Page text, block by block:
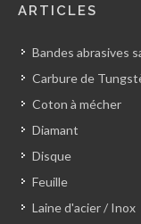
ARTICLES
Bandes abrasives
Carbure de
Coton à mécher
Diamant
Disque
Feuille
Laine d'acier / Inox